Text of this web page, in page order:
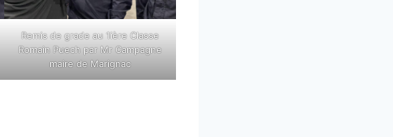
Remis de grade au 1ière Classe
Romain Puech par Mr Campagne
maire de Marignac